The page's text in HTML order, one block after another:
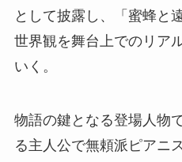
として披露し、「蜜蜂と
世界観を舞台上でのリア
いく。
物語の鍵となる登場人物
る主人公で無頼派ピアニ